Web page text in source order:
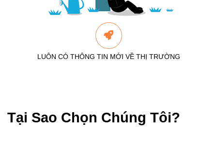
LUÔN CÓ THÔNG TIN MỚI VỀ THỊ TRƯỜNG
Tại Sao Chọn Chúng Tôi?